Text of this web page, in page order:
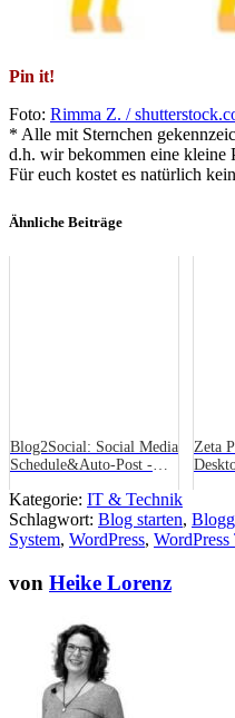
Pin it!
Foto: Rimma Z. /
* Alle mit Sternchen
d.h. wir bekommen eine kleine
Für euch kostet es natürlich
Ähnliche Beiträge
Blog2Social: Social Media
Schedule&Auto-Post -
Zeta
Kategorie: IT & Technik
Schlagwort: Blog starten,
System, WordPress,
von Heike Lorenz